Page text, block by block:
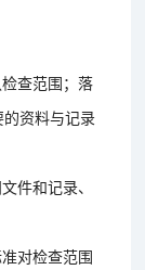
查范围；落
资料与记录
件和记录、
对检查范围